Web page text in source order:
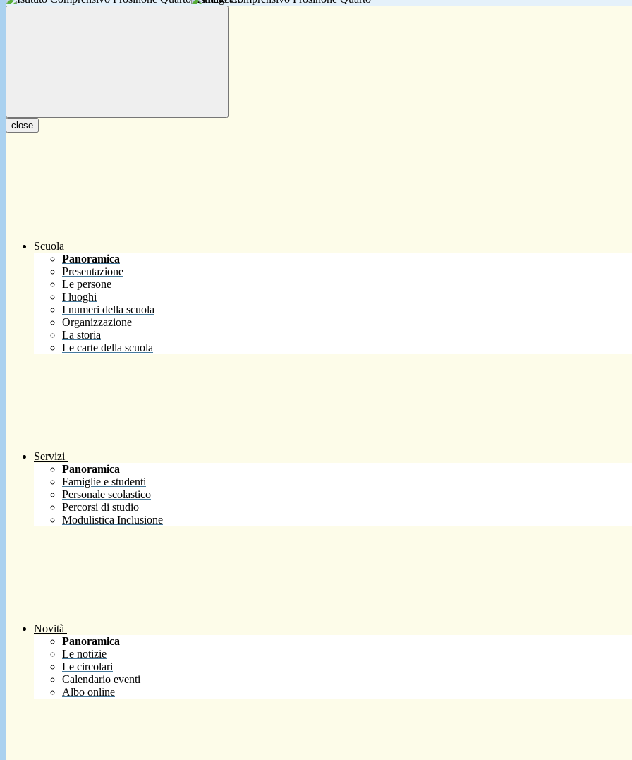
close
Scuola
Panoramica
Presentazione
Le persone
I luoghi
I numeri della scuola
Organizzazione
La storia
Le carte della scuola
Servizi
Panoramica
Famiglie e studenti
Personale scolastico
Percorsi di studio
Modulistica Inclusione
Novità
Panoramica
Le notizie
Le circolari
Calendario eventi
Albo online